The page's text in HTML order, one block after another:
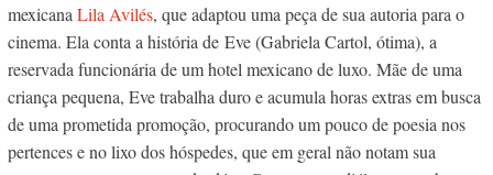
mexicana Lila Avilés, que adaptou uma peça de sua autoria para o
cinema. Ela conta a história de Eve (Gabriela Cartol, ótima), a
reservada funcionária de um hotel mexicano de luxo. Mãe de uma
criança pequena, Eve trabalha duro e acumula horas extras em busca
de uma prometida promoção, procurando um pouco de poesia nos
pertences e no lixo dos hóspedes, que em geral não notam sua